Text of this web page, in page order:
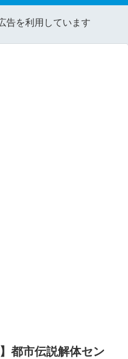
告を利用しています
都市伝説解体セン